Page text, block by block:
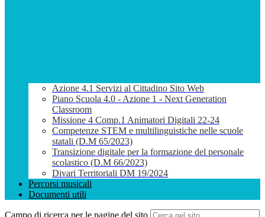
Azione 4.1 Servizi al Cittadino Sito Web
Piano Scuola 4.0 - Azione 1 - Next Generation
Classroom
Missione 4 Comp.1 Animatori Digitali 22-24
Competenze STEM e multilinguistiche nelle scuole
statali (D.M 65/2023)
Transizione digitale per la formazione del personale
scolastico (D.M 66/2023)
Divari Territoriali DM 19/2024
Percorsi musicali
Documenti utili